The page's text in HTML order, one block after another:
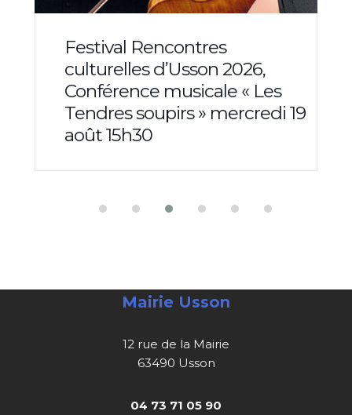
Festival Rencontres
culturelles d’Usson 2026,
Conférence musicale « Les
Tendres soupirs » mercredi 19
août 15h30
Mairie Usson
12 rue de la Mairie
63490 Usson
04 73 71 05 90